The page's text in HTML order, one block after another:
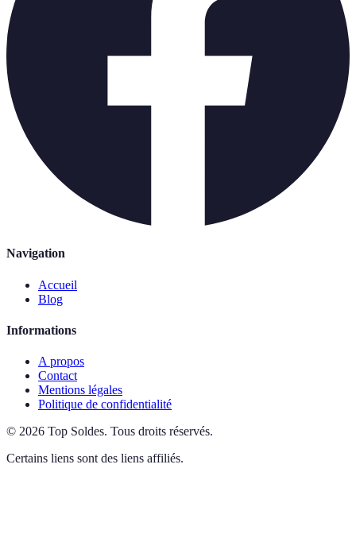
Navigation
Accueil
Blog
Informations
A propos
Contact
Mentions légales
Politique de confidentialité
© 2026 Top Soldes. Tous droits réservés.
Certains liens sont des liens affiliés.